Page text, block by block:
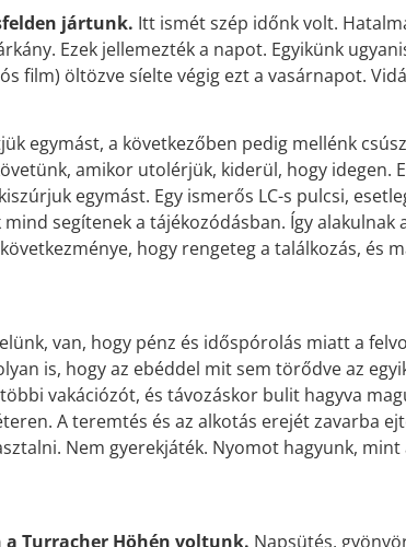
jártunk. Itt ismét szép időnk volt.
Ezek jellemezték a napot. Egyikünk
film) öltözve síelte végig ezt a vasárnapot.
egymást, a következőben pedig mellénk
amikor utolérjük, kiderül, hogy idegen.
egymást. Egy ismerős LC-s pulcsi,
segítenek a tájékozódásban. Így alakulnak
hogy rengeteg a találkozás, és
van, hogy pénz és időspórolás miatt a
is, hogy az ebéddel mit sem törődve az
vakációzót, és távozáskor bulit hagyva
A teremtés és az alkotás erejét zavarba
Nem gyerekjáték. Nyomot hagyunk,
Turracher Höhén voltunk. Napsütés,